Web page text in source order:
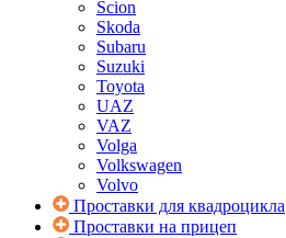
Scion
Skoda
Subaru
Suzuki
Toyota
UAZ
VAZ
Volga
Volkswagen
Volvo
Проставки для квадроцикла
Проставки на прицеп